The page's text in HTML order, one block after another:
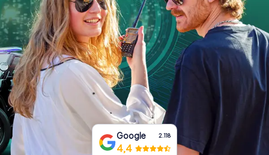
IT
NL
Tickets buchen
Gutscheine bestellen
Google 2.118
4,4